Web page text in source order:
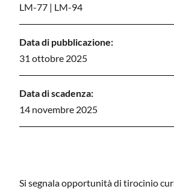
LM-77 | LM-94
Data di pubblicazione:
31 ottobre 2025
Data di scadenza:
14 novembre 2025
Si segnala opportunità di tirocinio